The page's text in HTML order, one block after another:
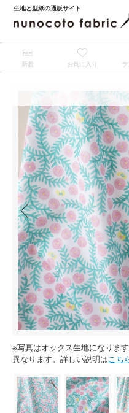
生地と型紙の通販サイト
新着 お気に入り
※写真はオックス生地になりま
異なります。詳しい説明はこち